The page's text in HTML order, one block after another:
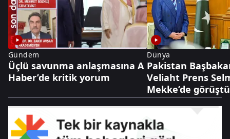
Gündem
Üçlü savunma anlaşmasına A
Haber’de kritik yorum
Dünya
Pakistan
Veliaht Prens
Mekke’de görüştü